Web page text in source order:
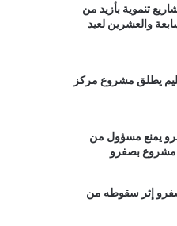
تنموية بأزيد من
والعشرين لعيد
يطلق مشروع مركز
يمنع مسؤول من
مشروع بصفرو
إثر سقوطه من